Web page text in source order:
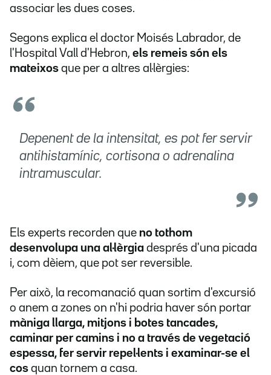
associar les dues coses.
Segons explica el doctor Moisés Labrador, de
l'Hospital Vall d'Hebron, els remeis són els
mateixos que per a altres al·lèrgies:
Depenent de la intensitat, es pot fer servir
antihistamínic, cortisona o adrenalina
intramuscular.
Els experts recorden que no tothom
desenvolupa una al·lèrgia després d'una picada
i, com dèiem, que pot ser reversible.
Per això, la recomanació quan sortim d'excursió
o anem a zones on n'hi podria haver són portar
màniga llarga, mitjons i botes tancades,
caminar per camins i no a través de vegetació
espessa, fer servir repel·lents i examinar-se el
cos quan tornem a casa.